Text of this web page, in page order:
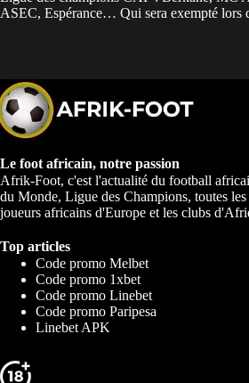
ASEC, Espérance… Qui sera exempté lors
Le foot africain, notre passion
Afrik-Foot, c'est l'actualité du football
du Monde, Ligue des Champions, toutes
joueurs africains d'Europe et les clubs
Top articles
Code promo Melbet
Code promo 1xbet
Code promo Linebet
Code promo Paripesa
Linebet APK